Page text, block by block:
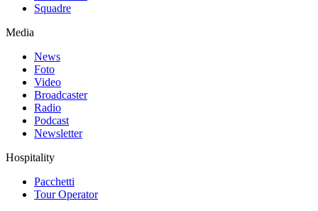
Squadre
Media
News
Foto
Video
Broadcaster
Radio
Podcast
Newsletter
Hospitality
Pacchetti
Tour Operator